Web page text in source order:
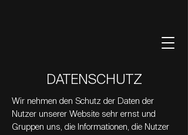
DATENSCHUTZ
Wir nehmen den Schutz der Daten der
Nutzer unserer Website sehr ernst und
Gruppen uns, die Informationen, die Nutzer